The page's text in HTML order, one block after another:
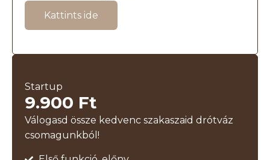
Kattints ide
Startup
9.900 Ft
Válogasd össze kedvenc szakaszaid drótváz
csomagunkból!